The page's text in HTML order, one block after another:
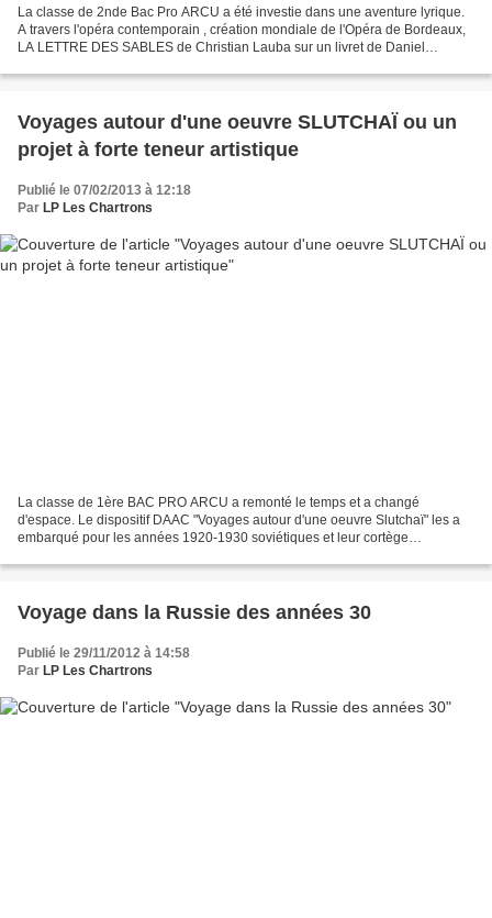
La classe de 2nde Bac Pro ARCU a été investie dans une aventure lyrique.
A travers l'opéra contemporain , création mondiale de l'Opéra de Bordeaux,
LA LETTRE DES SABLES de Christian Lauba sur un livret de Daniel
Voyages autour d'une oeuvre SLUTCHAÏ ou un
projet à forte teneur artistique
Publié le 07/02/2013 à 12:18
Par LP Les Chartrons
La classe de 1ère BAC PRO ARCU a remonté le temps et a changé
d'espace. Le dispositif DAAC "Voyages autour d'une oeuvre Slutchaï" les a
embarqué pour les années 1920-1930 soviétiques et leur cortège
Voyage dans la Russie des années 30
Publié le 29/11/2012 à 14:58
Par LP Les Chartrons